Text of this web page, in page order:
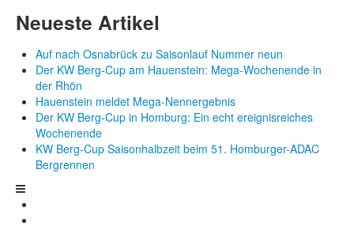
Neueste Artikel
Auf nach Osnabrück zu Saisonlauf Nummer neun
Der KW Berg-Cup am Hauenstein: Mega-Wochenende in
der Rhön
Hauenstein meldet Mega-Nennergebnis
Der KW Berg-Cup in Homburg: Ein echt ereignisreiches
Wochenende
KW Berg-Cup Saisonhalbzeit beim 51. Homburger-ADAC
Bergrennen